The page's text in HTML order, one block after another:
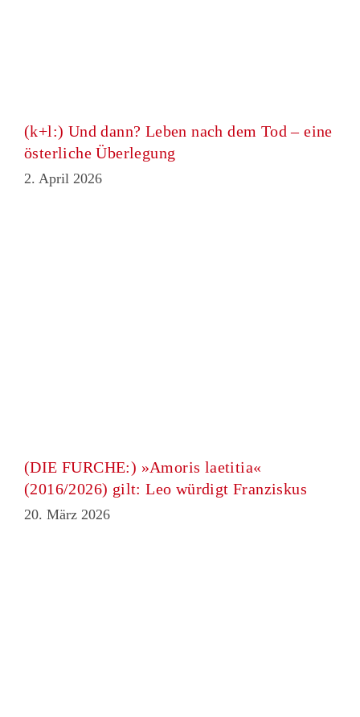
(k+l:) Und dann? Leben nach dem Tod – eine
österliche Überlegung
2. April 2026
(DIE FURCHE:) »Amoris laetitia«
(2016/2026) gilt: Leo würdigt Franziskus
20. März 2026